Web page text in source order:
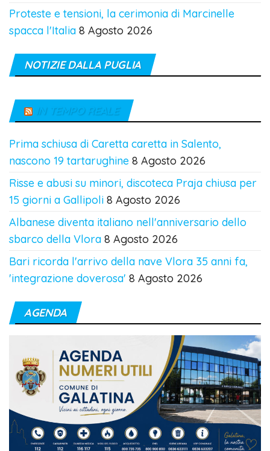
Proteste e tensioni, la cerimonia di Marcinelle
spacca l'Italia 8 Agosto 2026
NOTIZIE DALLA PUGLIA
IN TEMPO REALE
Prima schiusa di Caretta caretta in Salento,
nascono 19 tartarughine 8 Agosto 2026
Risse e abusi su minori, discoteca Praja chiusa per
15 giorni a Gallipoli 8 Agosto 2026
Albanese diventa italiano nell'anniversario dello
sbarco della Vlora 8 Agosto 2026
Bari ricorda l'arrivo della nave Vlora 35 anni fa,
'integrazione doverosa' 8 Agosto 2026
AGENDA